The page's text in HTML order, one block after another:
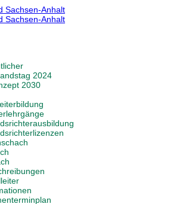
2024
2030